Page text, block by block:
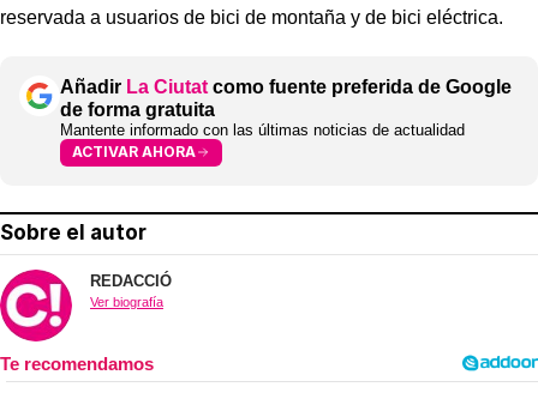
reservada a usuarios de bici de montaña y de bici eléctrica.
Añadir La Ciutat como fuente preferida de Google
de forma gratuita
Mantente informado con las últimas noticias de actualidad
ACTIVAR AHORA
Sobre el autor
REDACCIÓ
Ver biografía